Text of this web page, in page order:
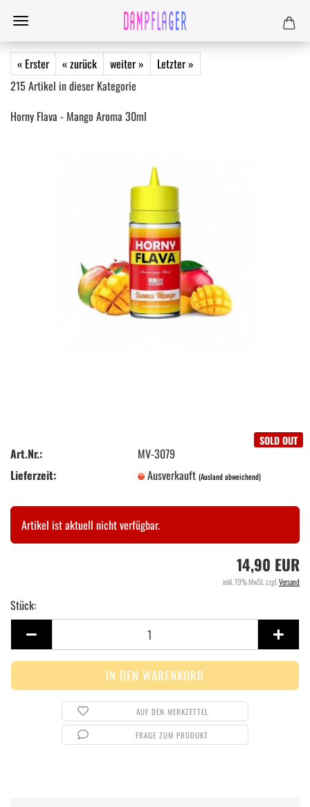
« Erster « zurück weiter »
Letzter »
215 Artikel in dieser Kategorie
Horny Flava - Mango Aroma 30ml
SOLD OUT
Art.Nr.:
MV-3079
Lieferzeit:
Ausverkauft(Ausland abweichend)
Artikel ist aktuell nicht verfügbar.
14,90 EUR
inkl. 19% MwSt. zzgl. Versand
Stück:
Stück
AUF DEN MERKZETTEL
FRAGE ZUM PRODUKT